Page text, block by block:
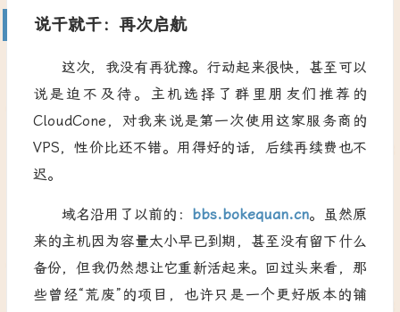
说干就干：再次启航
这次，我没有再犹豫。行动起来很快，甚至可以
说是迫不及待。主机选择了群里朋友们推荐的
CloudCone，对我来说是第一次使用这家服务商的
VPS，性价比还不错。用得好的话，后续再续费也不
迟。
域名沿用了以前的： bbs.bokequan.cn。虽然原
来的主机因为容量太小早已到期，甚至没有留下什么
备份，但我仍然想让它重新活起来。回过头来看，那
些曾经“荒废”的项目，也许只是一个更好版本的铺